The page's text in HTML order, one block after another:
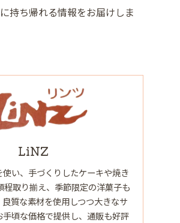
持ち帰れる情報をお届けしま
LiNZ
い、手づくりしたケーキや焼き
程取り揃え、季節限定の洋菓子も
質な素材を使用しつつ大きなサ
頃な価格で提供し、通販も好評